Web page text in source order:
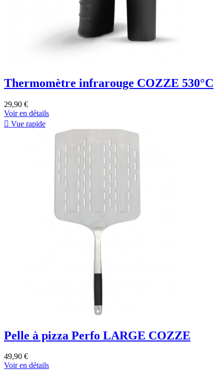
Thermomètre infrarouge COZZE 530°C
29,90 €
Voir en détails
 Vue rapide
Pelle à pizza Perfo LARGE COZZE
49,90 €
Voir en détails